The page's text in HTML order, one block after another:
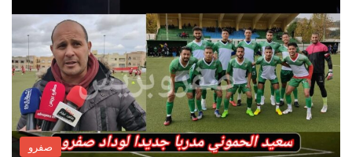
صفرو